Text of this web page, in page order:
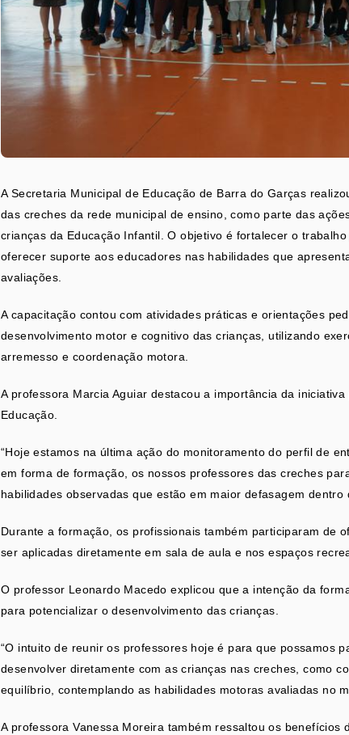
A Secretaria Municipal de Educação de Barra do Garças
das creches da rede municipal de ensino, como parte das
crianças da Educação Infantil. O objetivo é fortalecer o
oferecer suporte aos educadores nas habilidades que
avaliações.
A capacitação contou com atividades práticas e orientações
desenvolvimento motor e cognitivo das crianças, utilizando
arremesso e coordenação motora.
A professora Marcia Aguiar destacou a importância da
Educação.
“Hoje estamos na última ação do monitoramento do perfil de
em forma de formação, os nossos professores das creches
habilidades observadas que estão em maior defasagem dentro
Durante a formação, os profissionais também participaram de
ser aplicadas diretamente em sala de aula e nos espaços
O professor Leonardo Macedo explicou que a intenção da
para potencializar o desenvolvimento das crianças.
“O intuito de reunir os professores hoje é para que possamos
desenvolver diretamente com as crianças nas creches, como
equilíbrio, contemplando as habilidades motoras avaliadas no
A professora Vanessa Moreira também ressaltou os